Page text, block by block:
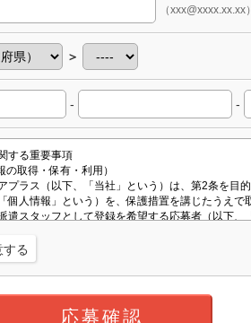
（xxx@xxxx.xx.xx）
＞
- -
る